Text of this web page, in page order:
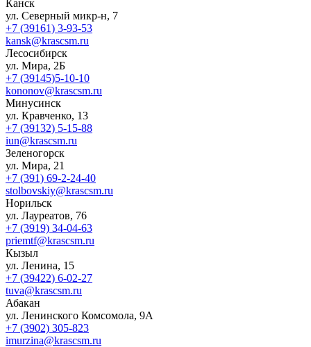
Канск
ул. Северный микр-н, 7
+7 (39161) 3-93-53
kansk@krascsm.ru
Лесосибирск
ул. Мира, 2Б
+7 (39145)5-10-10
kononov@krascsm.ru
Минусинск
ул. Кравченко, 13
+7 (39132) 5-15-88
iun@krascsm.ru
Зеленогорск
ул. Мира, 21
+7 (391) 69-2-24-40
stolbovskiy@krascsm.ru
Норильск
ул. Лауреатов, 76
+7 (3919) 34-04-63
priemtf@krascsm.ru
Кызыл
ул. Ленина, 15
+7 (39422) 6-02-27
tuva@krascsm.ru
Абакан
ул. Ленинского Комсомола, 9А
+7 (3902) 305-823
imurzina@krascsm.ru